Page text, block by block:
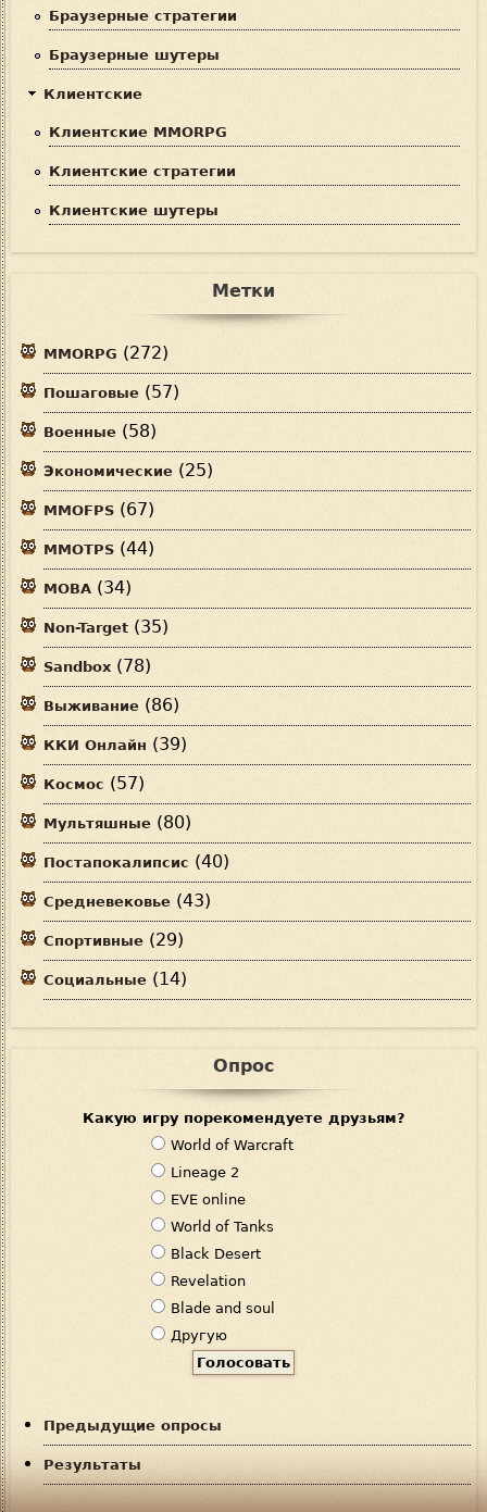
Браузерные стратегии
Браузерные шутеры
Клиентские
Клиентские MMORPG
Клиентские стратегии
Клиентские шутеры
Метки
MMORPG (272)
Пошаговые (57)
Военные (58)
Экономические (25)
MMOFPS (67)
MMOTPS (44)
MOBA (34)
Non-Target (35)
Sandbox (78)
Выживание (86)
ККИ Онлайн (39)
Космос (57)
Мультяшные (80)
Постапокалипсис (40)
Средневековье (43)
Спортивные (29)
Социальные (14)
Опрос
Какую игру порекомендуете друзьям?
В
а
р
и
а
н
т
ы
World of Warcraft
Lineage 2
EVE online
World of Tanks
Black Desert
Revelation
Blade and soul
Другую
Предыдущие опросы
Результаты